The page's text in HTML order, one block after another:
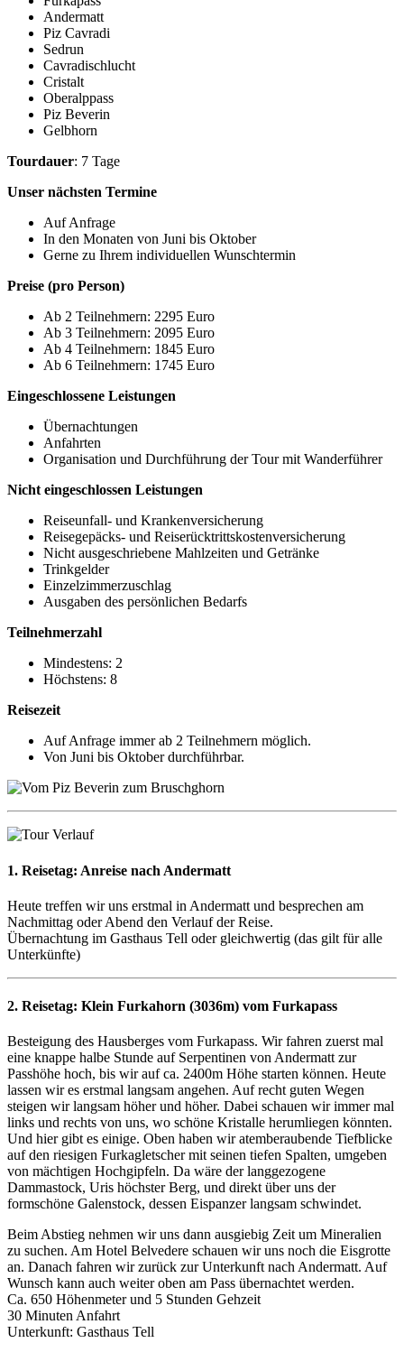
Andermatt
Piz Cavradi
Sedrun
Cavradischlucht
Cristalt
Oberalppass
Piz Beverin
Gelbhorn
Tourdauer: 7 Tage
Unser nächsten Termine
Auf Anfrage
In den Monaten von Juni bis Oktober
Gerne zu Ihrem individuellen Wunschtermin
Preise (pro Person)
Ab 2 Teilnehmern: 2295 Euro
Ab 3 Teilnehmern: 2095 Euro
Ab 4 Teilnehmern: 1845 Euro
Ab 6 Teilnehmern: 1745 Euro
Eingeschlossene Leistungen
Übernachtungen
Anfahrten
Organisation und Durchführung der Tour mit Wanderführer
Nicht eingeschlossen Leistungen
Reiseunfall- und Krankenversicherung
Reisegepäcks- und Reiserücktrittskostenversicherung
Nicht ausgeschriebene Mahlzeiten und Getränke
Trinkgelder
Einzelzimmerzuschlag
Ausgaben des persönlichen Bedarfs
Teilnehmerzahl
Mindestens: 2
Höchstens: 8
Reisezeit
Auf Anfrage immer ab 2 Teilnehmern möglich.
Von Juni bis Oktober durchführbar.
1. Reisetag: Anreise nach Andermatt
Heute treffen wir uns erstmal in Andermatt und besprechen am
Nachmittag oder Abend den Verlauf der Reise.
Übernachtung im Gasthaus Tell oder gleichwertig (das gilt für alle
Unterkünfte)
2. Reisetag: Klein Furkahorn (3036m) vom Furkapass
Besteigung des Hausberges vom Furkapass. Wir fahren zuerst mal
eine knappe halbe Stunde auf Serpentinen von Andermatt zur
Passhöhe hoch, bis wir auf ca. 2400m Höhe starten können. Heute
lassen wir es erstmal langsam angehen. Auf recht guten Wegen
steigen wir langsam höher und höher. Dabei schauen wir immer mal
links und rechts von uns, wo schöne Kristalle herumliegen könnten.
Und hier gibt es einige. Oben haben wir atemberaubende Tiefblicke
auf den riesigen Furkagletscher mit seinen tiefen Spalten, umgeben
von mächtigen Hochgipfeln. Da wäre der langgezogene
Dammastock, Uris höchster Berg, und direkt über uns der
formschöne Galenstock, dessen Eispanzer langsam schwindet.
Beim Abstieg nehmen wir uns dann ausgiebig Zeit um Mineralien
zu suchen. Am Hotel Belvedere schauen wir uns noch die Eisgrotte
an. Danach fahren wir zurück zur Unterkunft nach Andermatt. Auf
Wunsch kann auch weiter oben am Pass übernachtet werden.
Ca. 650 Höhenmeter und 5 Stunden Gehzeit
30 Minuten Anfahrt
Unterkunft: Gasthaus Tell